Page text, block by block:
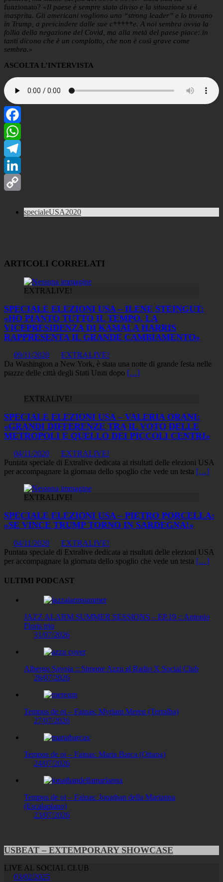
funzionato? «Il paese è sempre stato diviso e la situazione si è
inasprita. Gli americani vogliono uno “strong leader” e lo trovano
in Trump, a prescindere dalle sue c*****e. A noi sembra ovvia la
follia della negazione del Covid, ma alla metà del paese piace: in
tanti dicono che è un complotto, che non è così grave come
sembra.»
ASCOLTA L’INTERVISTA
Facebook
WhatsApp
Telegram
LinkedIn
Link specialeUSA2020
ARTICOLI CORRELATI
EXTRALIVE!
SPECIALE ELEZIONI USA – ILENE STEINGUT:
«HO PIANTO TUTTO IL TEMPO. LA
VICEPRESIDENZA DI KAMALA HARRIS
RAPPRESENTA IL GRANDE CAMBIAMENTO»
09/11/2020
EXTRALIVE!
Da Washington a New York, è stata una notte di grande festa nelle
piazze delle città degli Stati Uniti dopo […]
EXTRALIVE!
SPECIALE ELEZIONI USA – VALERIA ORANI:
«GRANDI DIFFERENZE TRA IL VOTO DELLE
METROPOLI E QUELLO DEI PICCOLI CENTRI»
04/11/2020
EXTRALIVE!
Puntata speciale di Extralive dedicata ai risultati delle elezioni USA
per accompagnare la giornata dello spoglio che vede un testa […]
EXTRALIVE!
SPECIALE ELEZIONI USA – PIETRO PORCELLA:
«SE VINCE TRUMP TORNO IN SARDEGNA!»
04/11/2020
EXTRALIVE!
Puntata speciale di Extralive dedicata ai risultati delle elezioni USA
per accompagnare la giornata dello spoglio che vede un testa […]
ULTIMI PODCAST
JAZZ ALARM SUMMER SESSIONS – EP.19 :: Antonio
Floris trio
31/07/2026
Albergo Savoia :: Simone Azzu al Radio X Social Club
28/07/2026
Tempus de oi – Fainas: Myriam Mereu (Terralba)
27/07/2026
Tempus de oi – Fainas: Maria Barca (Ottana)
24/07/2026
Tempus de oi – Fainas: Jonathan della Marianna
(Escalaplano)
23/07/2026
USBEAT – EXTEMPORARY SHOWCASE
LIVE AL SOCIAL CLUB
03/02/2025